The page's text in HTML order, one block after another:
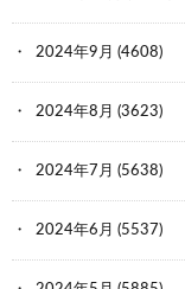
2024年9月 (4608)
2024年8月 (3623)
2024年7月 (5638)
2024年6月 (5537)